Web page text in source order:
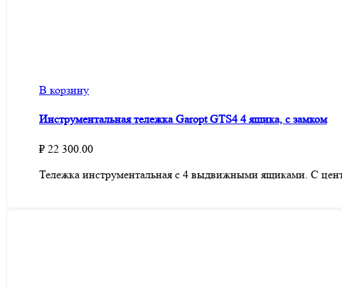
В корзину
Инструментальная тележка Garopt GTS4 4 ящика, с замком
₽ 22 300.00
Тележка инструментальная с 4 выдвижными ящиками. С